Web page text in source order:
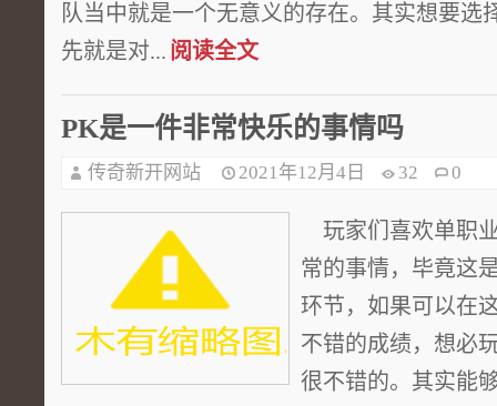
队当中就是一个无意义的存在。其实想要选
先就是对... 阅读全文
PK是一件非常快乐的事情吗
传奇新开网站 2021年12月4日 32 0
玩家们喜欢单职
常的事情，毕竟这
环节，如果可以在
不错的成绩，想必
很不错的。其实能